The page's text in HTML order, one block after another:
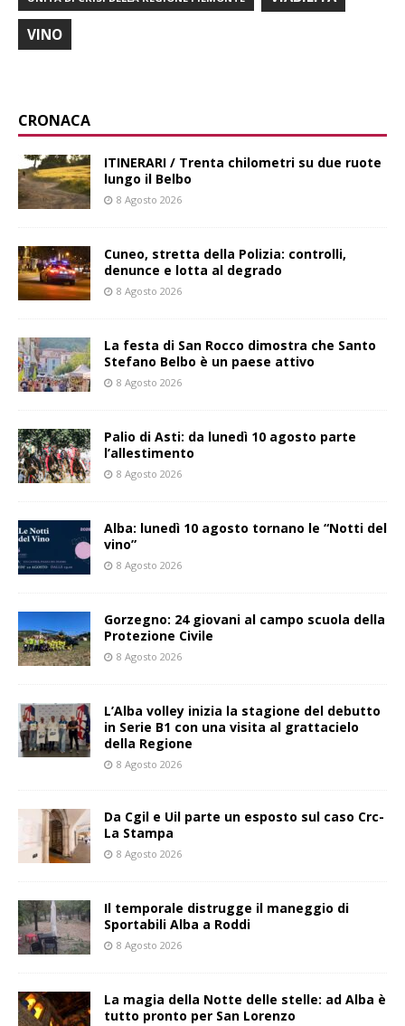
VINO
CRONACA
ITINERARI / Trenta chilometri su due ruote
lungo il Belbo
8 Agosto 2026
Cuneo, stretta della Polizia: controlli,
denunce e lotta al degrado
8 Agosto 2026
La festa di San Rocco dimostra che Santo
Stefano Belbo è un paese attivo
8 Agosto 2026
Palio di Asti: da lunedì 10 agosto parte
l’allestimento
8 Agosto 2026
Alba: lunedì 10 agosto tornano le “Notti del
vino”
8 Agosto 2026
Gorzegno: 24 giovani al campo scuola della
Protezione Civile
8 Agosto 2026
L’Alba volley inizia la stagione del debutto
in Serie B1 con una visita al grattacielo
della Regione
8 Agosto 2026
Da Cgil e Uil parte un esposto sul caso Crc-
La Stampa
8 Agosto 2026
Il temporale distrugge il maneggio di
Sportabili Alba a Roddi
8 Agosto 2026
La magia della Notte delle stelle: ad Alba è
tutto pronto per San Lorenzo